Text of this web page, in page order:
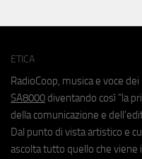
ETICA
RadioCoop, musica e voce
SA8000 diventando così "la
della comunicazione e
Dal punto di vista artistico e
ascolta tutto quello che viene